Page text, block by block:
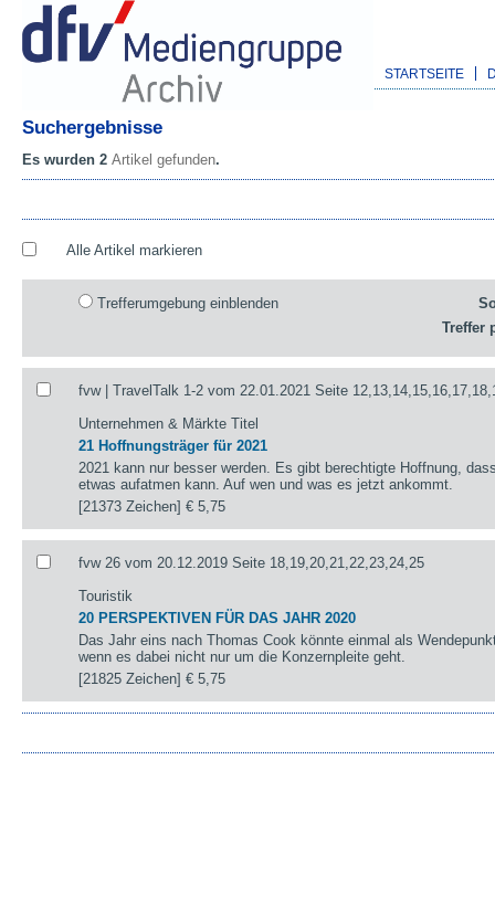
STARTSEITE
Suchergebnisse
Es wurden 2 Artikel gefunden.
Alle Artikel markieren
Trefferumgebung einblenden
Treffer
fvw | TravelTalk 1-2 vom 22.01.2021 Seite
Unternehmen & Märkte Titel
21 Hoffnungsträger für 2021
2021 kann nur besser werden. Es gibt berechtigte Hoffnung,
etwas aufatmen kann. Auf wen und was es jetzt ankommt.
[21373 Zeichen]€ 5,75
fvw 26 vom 20.12.2019 Seite 18,19,20,21,22,23,24,25
Touristik
20 PERSPEKTIVEN FÜR DAS JAHR 2020
Das Jahr eins nach Thomas Cook könnte einmal als
wenn es dabei nicht nur um die Konzernpleite geht.
[21825 Zeichen]€ 5,75